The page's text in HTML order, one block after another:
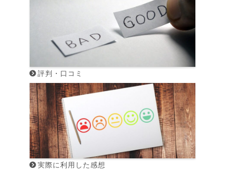
評判・口コミ
実際に利用した感想